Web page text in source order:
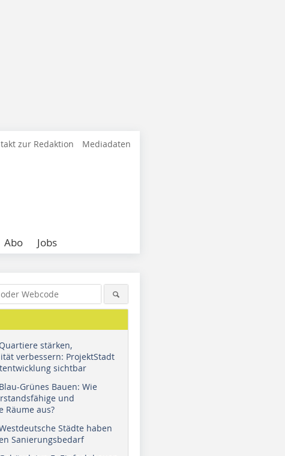
zur Redaktion Mediadaten
Abo Jobs
Quartiere stärken,
verbessern: ProjektStadt
sichtbar
Blau-Grünes Bauen: Wie
und
Räume aus?
Städte haben
Sanierungsbedarf